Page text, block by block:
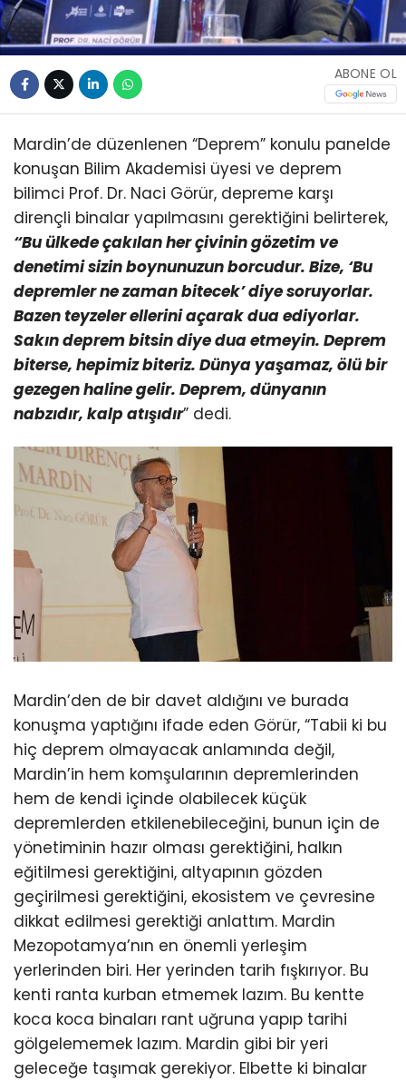
ABONE OL
Mardin’de düzenlenen “Deprem” konulu panelde
konuşan Bilim Akademisi üyesi ve deprem
bilimci Prof. Dr. Naci Görür, depreme karşı
dirençli binalar yapılmasını gerektiğini belirterek,
“Bu ülkede çakılan her çivinin gözetim ve
denetimi sizin boynunuzun borcudur. Bize, ‘Bu
depremler ne zaman bitecek’ diye soruyorlar.
Bazen teyzeler ellerini açarak dua ediyorlar.
Sakın deprem bitsin diye dua etmeyin. Deprem
biterse, hepimiz biteriz. Dünya yaşamaz, ölü bir
gezegen haline gelir. Deprem, dünyanın
nabzıdır, kalp atışıdır” dedi.
Mardin’den de bir davet aldığını ve burada
konuşma yaptığını ifade eden Görür, “Tabii ki bu
hiç deprem olmayacak anlamında değil,
Mardin’in hem komşularının depremlerinden
hem de kendi içinde olabilecek küçük
depremlerden etkilenebileceğini, bunun için de
yönetiminin hazır olması gerektiğini, halkın
eğitilmesi gerektiğini, altyapının gözden
geçirilmesi gerektiğini, ekosistem ve çevresine
dikkat edilmesi gerektiği anlattım. Mardin
Mezopotamya’nın en önemli yerleşim
yerlerinden biri. Her yerinden tarih fışkırıyor. Bu
kenti ranta kurban etmemek lazım. Bu kentte
koca koca binaları rant uğruna yapıp tarihi
gölgelememek lazım. Mardin gibi bir yeri
geleceğe taşımak gerekiyor. Elbette ki binalar